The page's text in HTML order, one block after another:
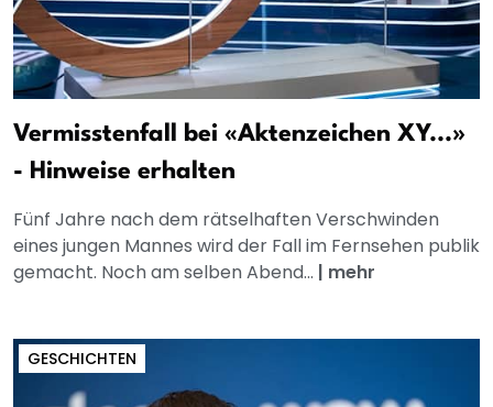
Vermisstenfall bei «Aktenzeichen XY...»
- Hinweise erhalten
Fünf Jahre nach dem rätselhaften Verschwinden
eines jungen Mannes wird der Fall im Fernsehen publik
gemacht. Noch am selben Abend... | mehr
GESCHICHTEN